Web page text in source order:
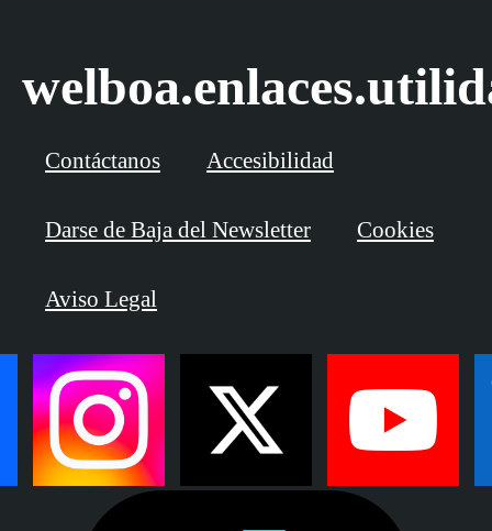
Contáctanos Accesibilidad
Darse de Baja del Newsletter Cookies
Aviso Legal